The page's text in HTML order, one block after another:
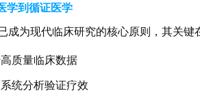
学到循证医学
成为现代临床研究的核心原则，其关键
质量临床数据
统分析验证疗效